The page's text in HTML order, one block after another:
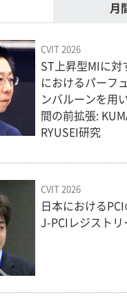
月
CVIT 2026
ST上昇型MIに対
におけるパーフ
ンバルーンを用
間の前拡張:
RYUSEI研究
CVIT 2026
日本における
J-PCIレジストリ